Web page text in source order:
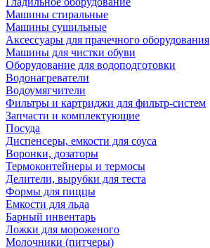
Машины стиральные
Машины сушильные
Аксессуары для прачечного оборудования
Машины для чистки обуви
Оборудование для водоподготовки
Водонагреватели
Водоумягчители
Фильтры и картриджи для фильтр-систем
Запчасти и комплектующие
Посуда
Диспенсеры, емкости для соуса
Воронки, дозаторы
Термоконтейнеры и термосы
Делители, вырубки для теста
Формы для пиццы
Емкости для льда
Барный инвентарь
Ложки для мороженого
Молочники (питчеры)